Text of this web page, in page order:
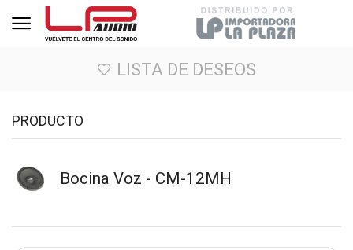
LISTA DE DESEOS
PRODUCTO
Bocina Voz - CM-12MH